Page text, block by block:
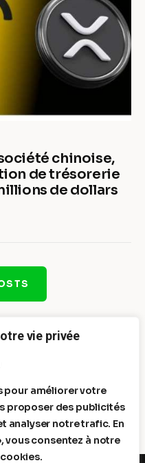
vie privée
pour améliorer votre
proposer des publicités
analyser notre trafic. En
vous consentez à notre
chinoise,
de trésorerie
de dollars